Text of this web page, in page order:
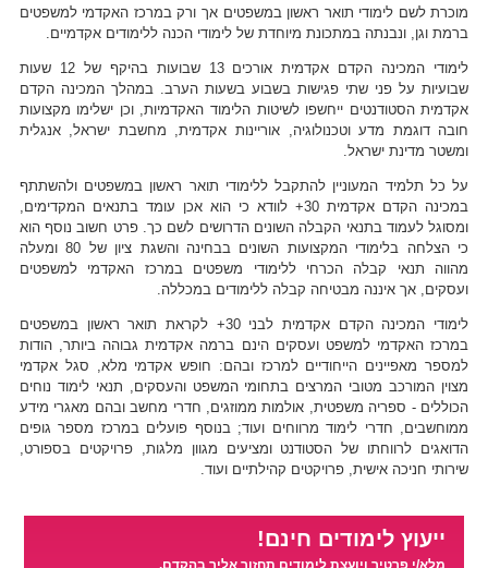
מוכרת לשם לימודי תואר ראשון במשפטים אך ורק במרכז האקדמי למשפטים
ברמת וגן, ונבנתה במתכונת מיוחדת של לימודי הכנה ללימודים אקדמיים.
לימודי המכינה הקדם אקדמית אורכים 13 שבועות בהיקף של 12 שעות
שבועיות על פני שתי פגישות בשבוע בשעות הערב. במהלך המכינה הקדם
אקדמית הסטודנטים ייחשפו לשיטות הלימוד האקדמיות, וכן ישלימו מקצועות
חובה דוגמת מדע וטכנולוגיה, אוריינות אקדמית, מחשבת ישראל, אנגלית
ומשטר מדינת ישראל.
על כל תלמיד המעוניין להתקבל ללימודי תואר ראשון במשפטים ולהשתתף
במכינה הקדם אקדמית 30+ לוודא כי הוא אכן עומד בתנאים המקדימים,
ומסוגל לעמוד בתנאי הקבלה השונים הדרושים לשם כך. פרט חשוב נוסף הוא
כי הצלחה בלימודי המקצועות השונים בבחינה והשגת ציון של 80 ומעלה
מהווה תנאי קבלה הכרחי ללימודי משפטים במרכז האקדמי למשפטים
ועסקים, אך איננה מבטיחה קבלה ללימודים במכללה.
לימודי המכינה הקדם אקדמית לבני 30+ לקראת תואר ראשון במשפטים
במרכז האקדמי למשפט ועסקים הינם ברמה אקדמית גבוהה ביותר, הודות
למספר מאפיינים הייחודיים למרכז ובהם: חופש אקדמי מלא, סגל אקדמי
מצוין המורכב מטובי המרצים בתחומי המשפט והעסקים, תנאי לימוד נוחים
הכוללים - ספריה משפטית, אולמות ממוזגים, חדרי מחשב ובהם מאגרי מידע
ממוחשבים, חדרי לימוד מרווחים ועוד; בנוסף פועלים במרכז מספר גופים
הדואגים לרווחתו של הסטודנט ומציעים מגוון מלגות, פרויקטים בספורט,
שירותי חניכה אישית, פרויקטים קהילתיים ועוד.
ייעוץ לימודים חינם!
מלא/י פרטיך ויועצת לימודים תחזור אליך בהקדם.